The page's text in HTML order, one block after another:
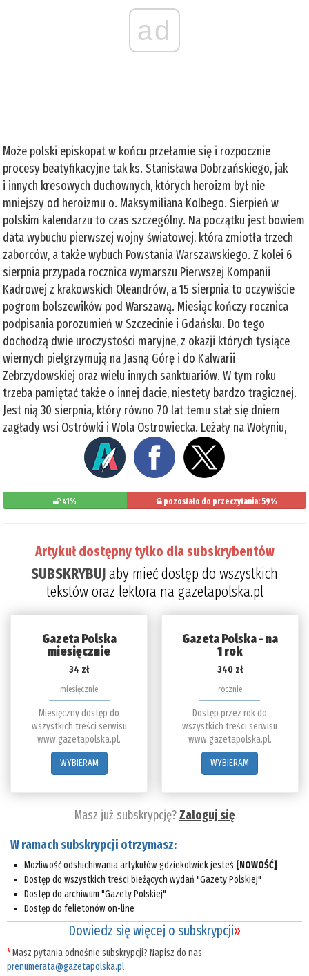
ad
Może polski episkopat w końcu przełamie się i rozpocznie
procesy beatyfikacyjne tak ks. Stanisława Dobrzańskiego, jak
i innych kresowych duchownych, których heroizm był nie
mniejszy od heroizmu o. Maksymiliana Kolbego. Sierpień w
polskim kalendarzu to czas szczególny. Na początku jest bowiem
data wybuchu pierwszej wojny światowej, która zmiotła trzech
zaborców, a także wybuch Powstania Warszawskiego. Z kolei 6
sierpnia przypada rocznica wymarszu Pierwszej Kompanii
Kadrowej z krakowskich Oleandrów, a 15 sierpnia to oczywiście
pogrom bolszewików pod Warszawą. Miesiąc kończy rocznica
podpisania porozumień w Szczecinie i Gdańsku. Do tego
dochodzą dwie uroczystości maryjne, z okazji których tysiące
wiernych pielgrzymują na Jasną Górę i do Kalwarii
Zebrzydowskiej oraz wielu innych sanktuariów. W tym roku
trzeba pamiętać także o innej dacie, niestety bardzo tragicznej.
Jest nią 30 sierpnia, który równo 70 lat temu stał się dniem
zagłady wsi Ostrówki i Wola Ostrowiecka. Leżały na Wołyniu,
41% pozostało do przeczytania: 59%
Artykuł dostępny tylko dla subskrybentów
SUBSKRYBUJaby mieć dostęp do wszystkich
tekstów oraz lektora na gazetapolska.pl
Gazeta Polska
miesięcznie
34 zł
miesięcznie
Miesięczny dostęp do
wszystkich treści serwisu
www.gazetapolska.pl.
WYBIERAM
Gazeta Polska - na
1 rok
340 zł
rocznie
Dostęp przez rok do
wszystkich treści serwisu
www.gazetapolska.pl.
WYBIERAM
Masz już subskrypcję?Zaloguj się
W ramach subskrypcji otrzymasz:
Możliwość odsłuchiwania artykułów gdziekolwiek jesteś [NOWOŚĆ]
Dostęp do wszystkich treści bieżących wydań "Gazety Polskiej"
Dostęp do archiwum "Gazety Polskiej"
Dostęp do felietonów on-line
Dowiedz się więcej o subskrypcji»
*Masz pytania odnośnie subskrypcji? Napisz do nas
prenumerata@gazetapolska.pl